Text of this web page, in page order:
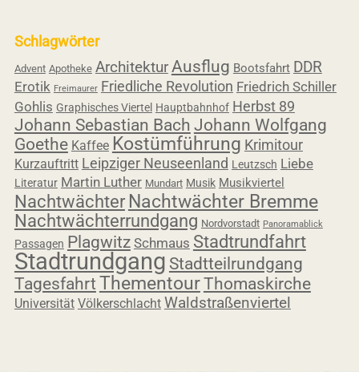
Schlagwörter
Advent Apotheke Architektur Ausflug Bootsfahrt DDR
Erotik Freimaurer Friedliche Revolution Friedrich Schiller
Gohlis Graphisches Viertel Hauptbahnhof Herbst 89
Johann Sebastian Bach Johann Wolfgang
Goethe Kaffee Kostümführung Krimitour
Kurzauftritt Leipziger Neuseenland Leutzsch Liebe
Literatur Martin Luther Mundart Musik Musikviertel
Nachtwächter Nachtwächter Bremme
Nachtwächterrundgang Nordvorstadt Panoramablick
Passagen Plagwitz Schmaus Stadtrundfahrt
Stadtrundgang Stadtteilrundgang
Tagesfahrt ThementourThomaskirche
Universität Völkerschlacht Waldstraßenviertel